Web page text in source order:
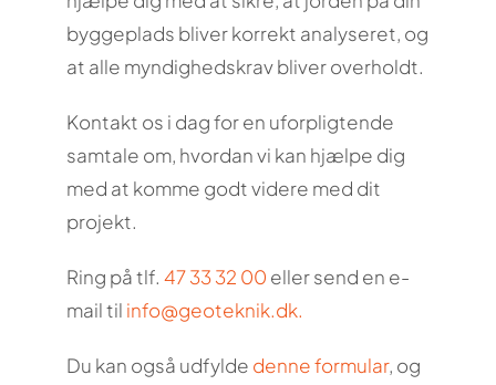
byggeplads bliver korrekt analyseret, og
at alle myndighedskrav bliver overholdt.
Kontakt os i dag for en uforpligtende
samtale om, hvordan vi kan hjælpe dig
med at komme godt videre med dit
projekt.
Ring på tlf. 47 33 32 00 eller send en e-
mail til info@geoteknik.dk.
Du kan også udfylde denne formular, og